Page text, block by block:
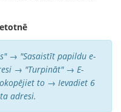
→ "Sasaistīt papildu e-
→ "Turpināt" → E-
to → Ievadiet 6
adresi.